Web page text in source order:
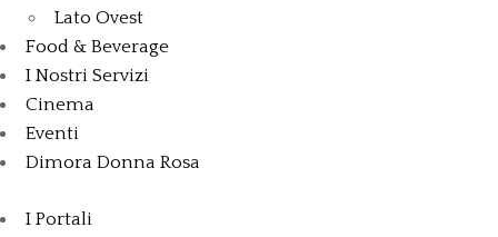
Lato Ovest
Food & Beverage
I Nostri Servizi
Cinema
Eventi
Dimora Donna Rosa
I Portali